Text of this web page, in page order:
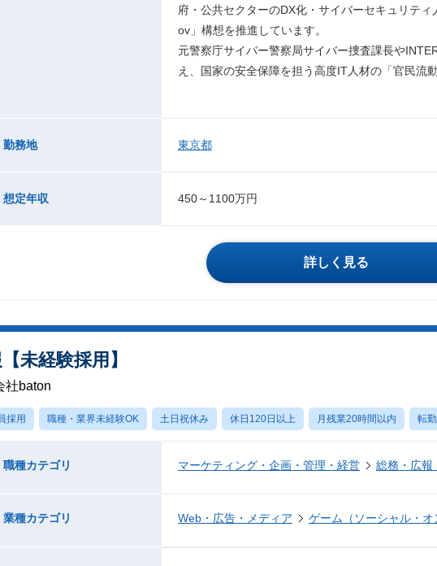
府・公共セクターのDX化・サイバーセキュリテ
ov」構想を推進しています。
元警察庁サイバー警察局サイバー捜査課長や
え、国家の安全保障を担う高度IT人材の「官民流
勤務地 東京都
想定年収 450～1100万円
詳しく見る
未経験採用】
社baton
採用 職種・業界未経験OK 土日祝休み 休日120日以上 月残業20時間以内 転
職種カテゴリ マーケティング・企画・管理・経営 総務・広報
業種カテゴリ Web・広告・メディア ゲーム（ソーシャル・オ